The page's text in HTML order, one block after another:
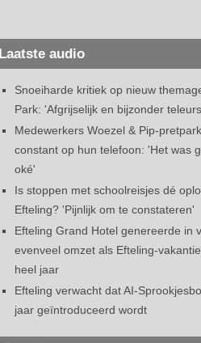
Laatste audio
Snoeiharde kritiek op nieuw
Park: 'Afgrijselijk en bijzonder
Medewerkers Woezel & Pip-
constant op hun telefoon: 'Het was
oké'
Is stoppen met schoolreisjes dé
Efteling? 'Pijnlijk om te constateren'
Efteling Grand Hotel genereerde in
evenveel omzet als Efteling-
heel jaar
Efteling verwacht dat AI-
jaar geïntroduceerd wordt